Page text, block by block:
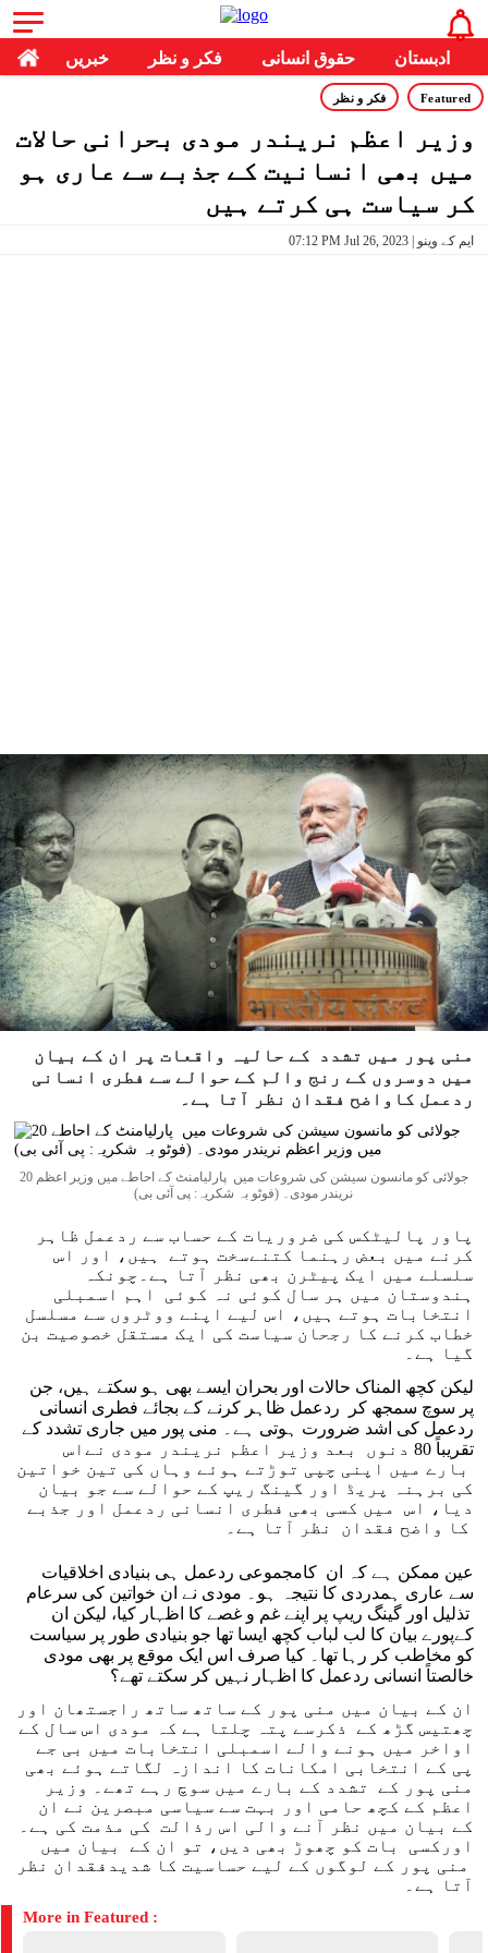
خبریں فکر و نظر حقوق انسانی ادبستان
Featured فکر و نظر
وزیر اعظم نریندر مودی بحرانی حالات
میں بھی انسانیت کے جذبے سے عاری ہو
کر سیاست ہی کرتے ہیں
07:12 PM Jul 26, 2023 | ایم کے وینو
منی پور میں تشدد کے حالیہ واقعات پر ان کے بیان
میں دوسروں کے رنج والم کے حوالے سے فطری انسانی
ردعمل کاواضح فقدان نظر آتا ہے۔
20 جولائی کو مانسون سیشن کی شروعات میں پارلیامنٹ کے احاطے میں وزیر اعظم
نریندر مودی۔ (فوٹو بہ شکریہ: پی آئی بی)
پاور پالیٹکس کی ضروریات کے حساب سے ردعمل ظاہر
کرنے میں بعض رہنما کتنےسخت ہوتے ہیں، اور اس
سلسلے میں ایک پیٹرن بھی نظر آتا ہے۔چونکہ
ہندوستان میں ہر سال کوئی نہ کوئی اہم اسمبلی
انتخابات ہوتے ہیں، اس لیے اپنے ووٹروں سے مسلسل
خطاب کرنے کا رجحان سیاست کی ایک مستقل خصوصیت بن
گیا ہے۔
لیکن کچھ المناک حالات اور بحران ایسے بھی ہو سکتے ہیں، جن
پر سوچ سمجھ کر ردعمل ظاہر کرنے کے بجائے فطری انسانی
ردعمل کی اشد ضرورت ہوتی ہے۔ منی پور میں جاری تشدد کے
تقریباً 80 دنوں بعد وزیر اعظم نریندر مودی نےاس
بارے میں اپنی چپی توڑتے ہوئے وہاں کی تین خواتین
کی برہنہ پریڈ اور گینگ ریپ کے حوالے سے جو بیان
دیا، اس میں کسی بھی فطری انسانی ردعمل اور جذبے
کا واضح فقدان نظر آتا ہے۔
عین ممکن ہے کہ ان کامجموعی ردعمل ہی بنیادی اخلاقیات
سے عاری ہمدردی کا نتیجہ ہو۔ مودی نے ان خواتین کی سرعام
تذلیل اور گینگ ریپ پر اپنے غم و غصے کا اظہار کیا، لیکن ان
کےپورے بیان کا لب لباب کچھ ایسا تھا جو بنیادی طور پر سیاست
کو مخاطب کر رہا تھا۔ کیا صرف اس ایک موقع پر بھی مودی
خالصتاً انسانی ردعمل کا اظہار نہیں کر سکتے تھے؟
ان کے بیان میں منی پور کے ساتھ ساتھ راجستھان اور
چھتیس گڑھ کے ذکرسے پتہ چلتا ہے کہ مودی اس سال کے
اواخر میں ہونے والے اسمبلی انتخابات میں بی جے
پی کے انتخابی امکانات کا اندازہ لگاتے ہوئے بھی
منی پور کے تشدد کے بارے میں سوچ رہے تھے۔ وزیر
اعظم کے کچھ حامی اور بہت سے سیاسی مبصرین نے ان
کے بیان میں نظر آنے والی اس رذالت کی مذمت کی ہے۔
اورکسی بات کو چھوڑ بھی دیں، تو ان کے بیان میں
منی پور کے لوگوں کے لیے حساسیت کا شدیدفقدان نظر
آتا ہے۔
More in Featured :